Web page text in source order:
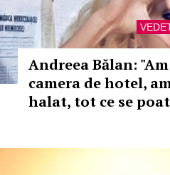
Andreea Bălan:
camera de hotel,
halat, tot ce se